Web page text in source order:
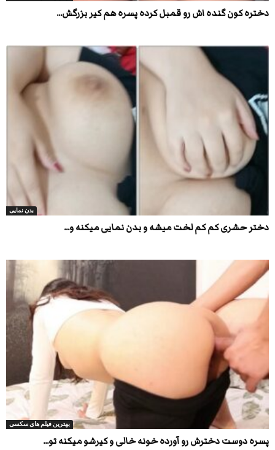
دختره کون گنده اش رو قمبل کرده پسره هم کیر بزرگش...
بدن نمایی
دختر حشری کم کم لخت میشه و بدن نمایی میکنه و...
بهترین فیلم های سکسی
پسره دوست دخترش رو آورده خونه خالی و کیرشو میکنه تو...